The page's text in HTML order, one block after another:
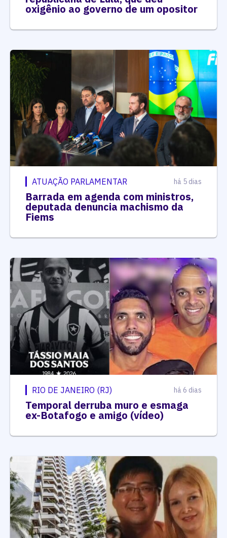
oxigênio ao governo de um opositor
ATUAÇÃO PARLAMENTAR há 5 dias
Barrada em agenda com ministros,
deputada denuncia machismo da
Fiems
RIO DE JANEIRO (RJ) há 6 dias
Temporal derruba muro e esmaga
ex-Botafogo e amigo (vídeo)